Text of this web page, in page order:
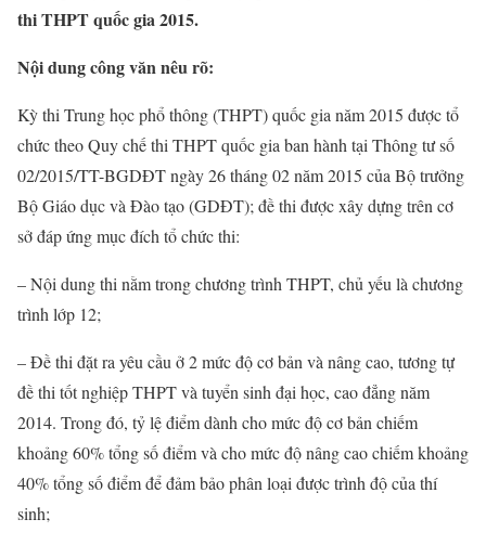
thi THPT quốc gia 2015.
Nội dung công văn nêu rõ:
Kỳ thi Trung học phổ thông (THPT) quốc gia năm 2015 được tổ
chức theo Quy chế thi THPT quốc gia ban hành tại Thông tư số
02/2015/TT-BGDĐT ngày 26 tháng 02 năm 2015 của Bộ trưởng
Bộ Giáo dục và Đào tạo (GDĐT); đề thi được xây dựng trên cơ
sở đáp ứng mục đích tổ chức thi:
– Nội dung thi nằm trong chương trình THPT, chủ yếu là chương
trình lớp 12;
– Đề thi đặt ra yêu cầu ở 2 mức độ cơ bản và nâng cao, tương tự
đề thi tốt nghiệp THPT và tuyển sinh đại học, cao đẳng năm
2014. Trong đó, tỷ lệ điểm dành cho mức độ cơ bản chiếm
khoảng 60% tổng số điểm và cho mức độ nâng cao chiếm khoảng
40% tổng số điểm để đảm bảo phân loại được trình độ của thí
sinh;